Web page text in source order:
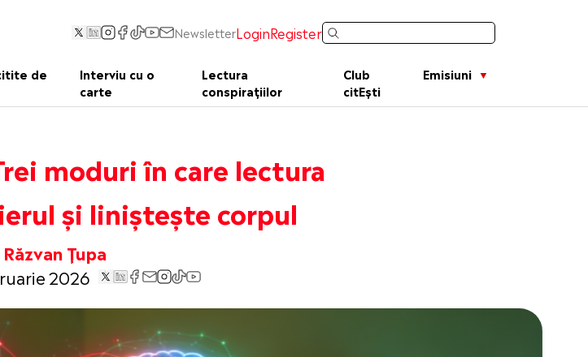
NewsletterLoginRegister
de
Interviu cu o
carte
Lectura
conspirațiilor
Club
citEști
Emisiuni
moduri în care lectura
și liniștește corpul
Răzvan Țupa
2026